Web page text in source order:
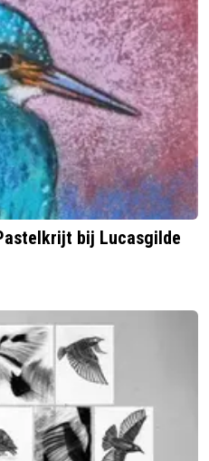
bij Lucasgilde